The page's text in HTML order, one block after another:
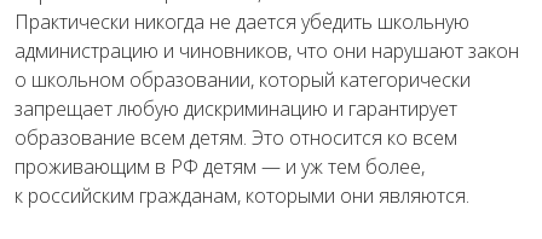
Практически никогда не дается убедить школьную
администрацию и чиновников, что они нарушают закон
о школьном образовании, который категорически
запрещает любую дискриминацию и гарантирует
образование всем детям. Это относится ко всем
проживающим в РФ детям — и уж тем более,
к российским гражданам, которыми они являются.